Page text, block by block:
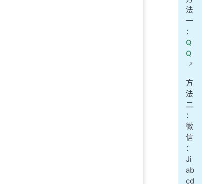
法
一
：
Q
Q
方
法
二
：
微
信
：
Ji
ab
cd